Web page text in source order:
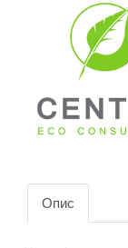
Опис